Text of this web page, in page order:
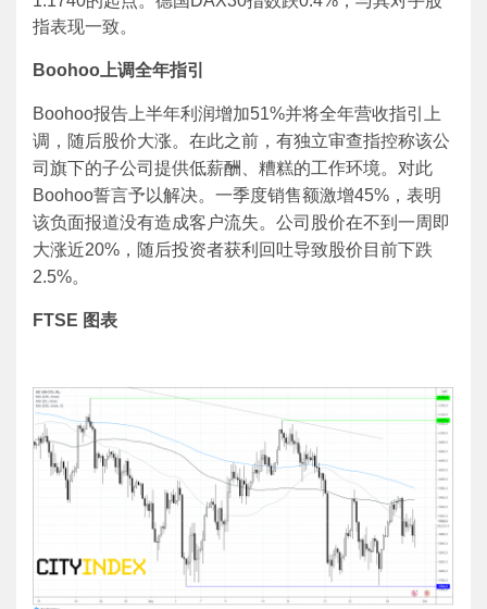
指表现一致。
Boohoo 上调全年指引
Boohoo报告上半年利润增加51%并将全年营收指引上
调，随后股价大涨。在此之前，有独立审查指控称该公
司旗下的子公司提供低薪酬、糟糕的工作环境。对此
Boohoo誓言予以解决。一季度销售额激增45%，表明
该负面报道没有造成客户流失。公司股价在不到一周即
大涨近20%，随后投资者获利回吐导致股价目前下跌
2.5%。
FTSE 图表